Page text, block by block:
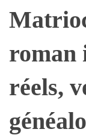
roman
réels,